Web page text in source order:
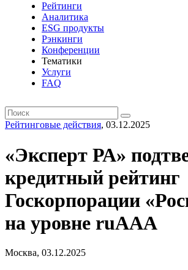
Рейтинги
Аналитика
ESG продукты
Рэнкинги
Конференции
Тематики
Услуги
FAQ
Рейтинговые действия, 03.12.2025
«Эксперт РА»
кредитный рейтинг
Госкорпорации
на уровне ruAAA
Москва, 03.12.2025